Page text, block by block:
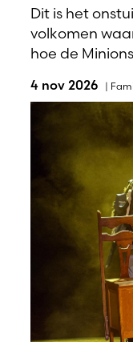
Dit is het
volkomen
hoe de
4 nov 2026 |